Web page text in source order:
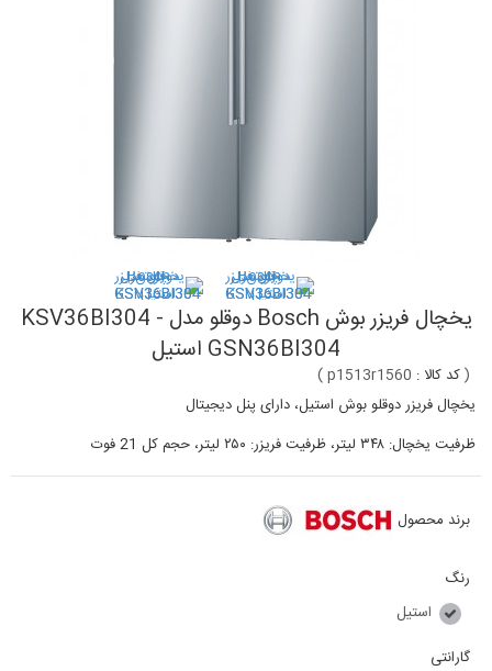
یخچال فریزر بوش Bosch دوقلو مدل KSV36BI304 -
GSN36BI304 استیل
(کد کالا : p1513r1560
)
یخچال فریزر دوقلو بوش استیل، دارای پنل دیجیتال
ظرفیت یخچال: ۳۴۸ لیتر، ظرفیت فریزر: ۲۵۰ لیتر، حجم کل 21 فوت
برند محصول
رنگ
استیل
گارانتی